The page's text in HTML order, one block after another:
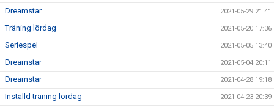
Dreamstar 2021-05-29 21:41
Träning lördag 2021-05-20 17:36
Seriespel 2021-05-05 13:40
Dreamstar 2021-05-04 20:11
Dreamstar 2021-04-28 19:18
Inställd träning lördag 2021-04-23 20:39